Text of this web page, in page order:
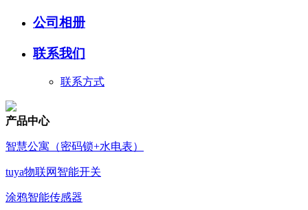
公司相册
联系我们
联系方式
产品中心
智慧公寓（密码锁+水电表）
tuya物联网智能开关
涂鸦智能传感器